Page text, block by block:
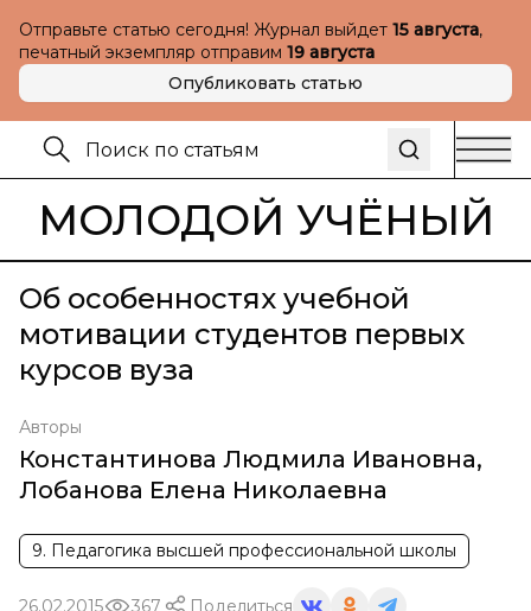
Отправьте статью сегодня! Журнал выйдет 15 августа,
печатный экземпляр отправим 19 августа
Опубликовать статью
МОЛОДОЙ УЧЁНЫЙ
Об особенностях учебной
мотивации студентов первых
курсов вуза
Авторы
Константинова Людмила Ивановна,
Лобанова Елена Николаевна
9. Педагогика высшей профессиональной школы
26.02.2015 367 Поделиться